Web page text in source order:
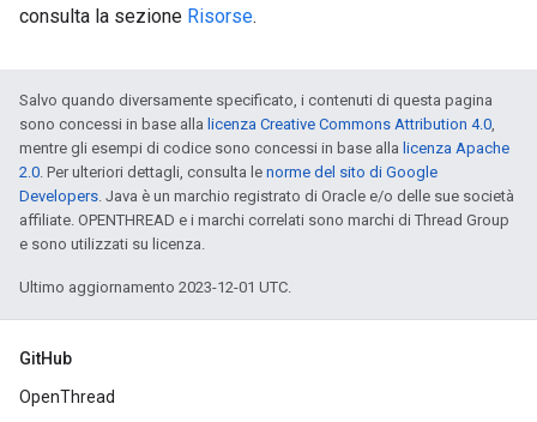
consulta la sezione Risorse.
Salvo quando diversamente specificato, i contenuti di questa pagina
sono concessi in base alla licenza Creative Commons Attribution 4.0,
mentre gli esempi di codice sono concessi in base alla licenza Apache
2.0. Per ulteriori dettagli, consulta le norme del sito di Google
Developers. Java è un marchio registrato di Oracle e/o delle sue società
affiliate. OPENTHREAD e i marchi correlati sono marchi di Thread Group
e sono utilizzati su licenza.
Ultimo aggiornamento 2023-12-01 UTC.
GitHub
OpenThread